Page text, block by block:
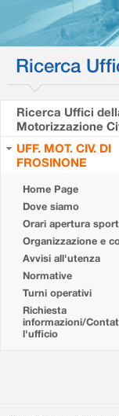
Ricerca
Ricerca Uffici
Motorizzazione
UFF. MOT. CIV. DI
FROSINONE
Home Page
Dove siamo
Orari apertura
Organizzazione e
Avvisi all'utenza
Normative
Turni operativi
Richiesta
informazioni/
l'ufficio